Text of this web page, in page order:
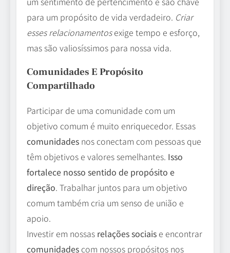
para um propósito de vida verdadeiro. Criar
esses relacionamentosexige tempo e esforço,
mas são valiosíssimos para nossa vida.
Comunidades E Propósito
Compartilhado
Participar de uma comunidade com um
objetivo comum é muito enriquecedor. Essas
comunidades nos conectam com pessoas que
têm objetivos e valores semelhantes. Isso
fortalece nosso sentido de propósito e
direção. Trabalhar juntos para um objetivo
comum também cria um senso de união e
apoio.
Investir em nossas relações sociais e encontrar
comunidades com nossos propósitos nos